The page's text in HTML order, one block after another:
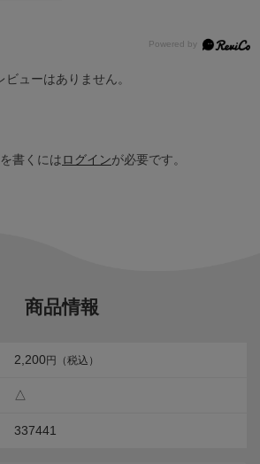
ビューはありません。
書くにはログインが必要です。
商品情報
2,200円（税込）
△
337441